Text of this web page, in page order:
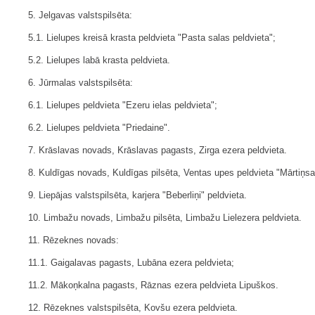
5. Jelgavas valstspilsēta:
5.1. Lielupes kreisā krasta peldvieta "Pasta salas peldvieta";
5.2. Lielupes labā krasta peldvieta.
6. Jūrmalas valstspilsēta:
6.1. Lielupes peldvieta "Ezeru ielas peldvieta";
6.2. Lielupes peldvieta "Priedaine".
7. Krāslavas novads, Krāslavas pagasts, Zirga ezera peldvieta.
8. Kuldīgas novads, Kuldīgas pilsēta, Ventas upes peldvieta
9. Liepājas valstspilsēta, karjera "Beberliņi" peldvieta.
10. Limbažu novads, Limbažu pilsēta, Limbažu Lielezera peldvieta.
11. Rēzeknes novads:
11.1. Gaigalavas pagasts, Lubāna ezera peldvieta;
11.2. Mākoņkalna pagasts, Rāznas ezera peldvieta Lipuškos.
12. Rēzeknes valstspilsēta, Kovšu ezera peldvieta.